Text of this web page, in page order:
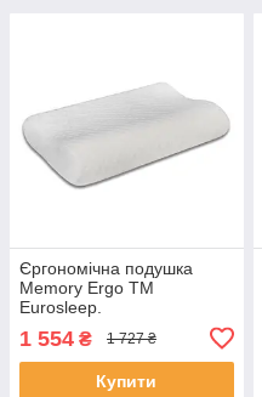
Єргономічна подушка
Memory Ergo TM
Eurosleep.
1 554 ₴ 1 727 ₴
Купити